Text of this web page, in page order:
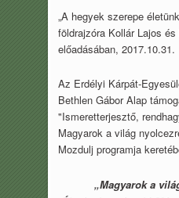
„A hegyek szerepe
földrajzóra Kollár Lajos
előadásában, 2017.10.31.
Az Erdélyi Kárpát-
Bethlen Gábor Alap
"Ismeretterjesztő,
Magyarok a világ
Mozdulj programja
„Magyarok a